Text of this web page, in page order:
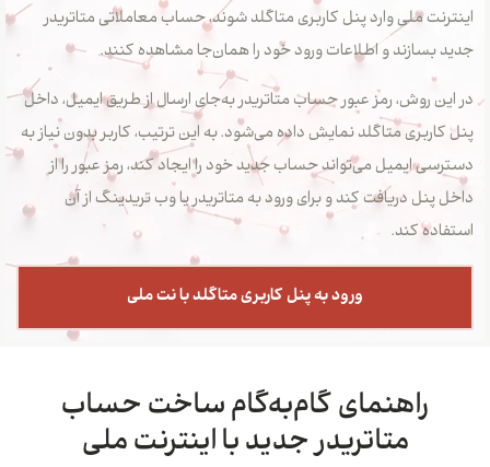
اینترنت ملی وارد پنل کاربری متاگلد شوند، حساب معاملاتی متاتریدر
جدید بسازند و اطلاعات ورود خود را همان‌جا مشاهده کنند.
در این روش، رمز عبور حساب متاتریدر به‌جای ارسال از طریق ایمیل، داخل
پنل کاربری متاگلد نمایش داده می‌شود. به این ترتیب، کاربر بدون نیاز به
دسترسی ایمیل می‌تواند حساب جدید خود را ایجاد کند، رمز عبور را از
داخل پنل دریافت کند و برای ورود به متاتریدر یا وب تریدینگ از آن
استفاده کند.
ورود به پنل کاربری متاگلد با نت ملی
راهنمای گام‌به‌گام ساخت حساب
متاتریدر جدید با اینترنت ملی